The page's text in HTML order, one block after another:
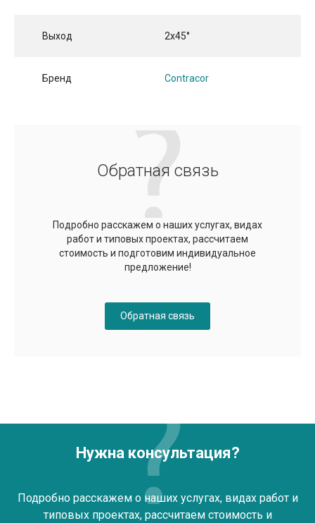
Выход 2х45°
Бренд Contracor
Обратная связь
Подробно расскажем о наших услугах, видах
работ и типовых проектах, рассчитаем
стоимость и подготовим индивидуальное
предложение!
Обратная связь
Нужна консультация?
Подробно расскажем о наших услугах, видах работ и
типовых проектах, рассчитаем стоимость и